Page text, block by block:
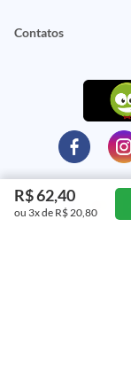
Contatos
R$ 62,40
ou 3x de R$ 20,80